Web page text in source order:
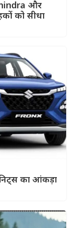
और
को सीधा
का आंकड़ा